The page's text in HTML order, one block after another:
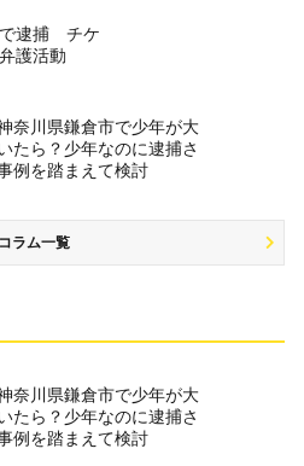
で逮捕 チケ
護活動
奈川県鎌倉市で少年が大
たら？少年なのに逮捕さ
例を踏まえて検討
コラム一覧
奈川県鎌倉市で少年が大
たら？少年なのに逮捕さ
例を踏まえて検討